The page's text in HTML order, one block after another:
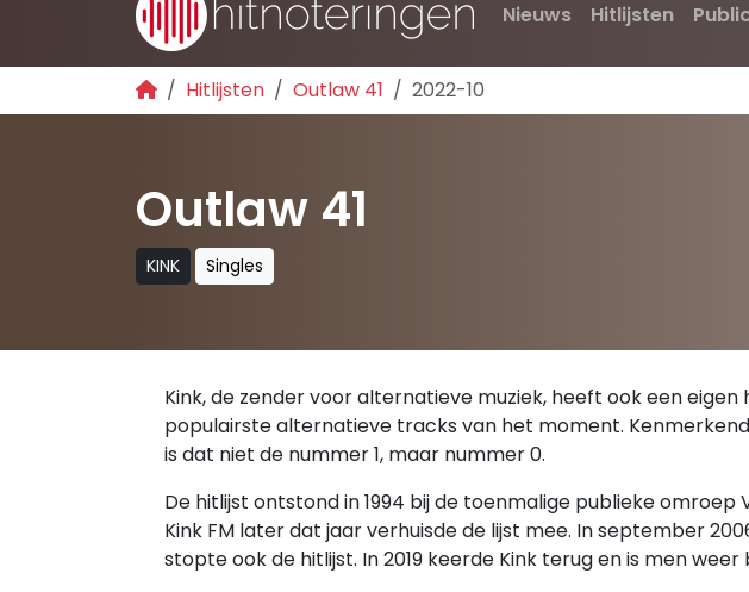
Nieuws Hitlijsten
Hitlijsten Outlaw 41 2022-10
Outlaw 41
KINK Singles
Kink, de zender voor alternatieve muziek, heeft ook een
populairste alternatieve tracks van het moment.
is dat niet de nummer 1, maar nummer 0.
De hitlijst ontstond in 1994 bij de toenmalige publieke
Kink FM later dat jaar verhuisde de lijst mee. In september
stopte ook de hitlijst. In 2019 keerde Kink terug en is men